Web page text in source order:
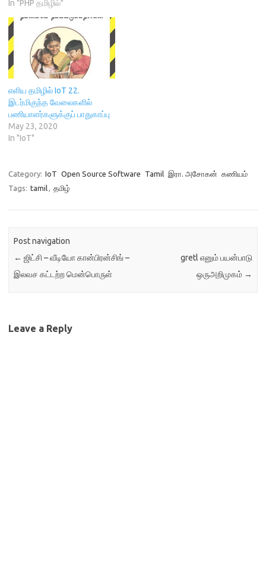
o
w
w
)
In "PHP தமிழில்"
எளிய தமிழில் IoT 22.
இடர்மிகுந்த வேலைகளில்
பணியாளர்களுக்குப் பாதுகாப்பு
May 23, 2020
In "IoT"
Category: IoT Open Source Software Tamil இரா. அசோகன் கணியம்
Tags: tamil, தமிழ்
Post navigation
← ஜிட்சி – வீடியோ கான்பிரன்சிங் –
இலவச கட்டற்ற மென்பொருள்
gretl எனும் பயன்பாடு
ஒருஅறிமுகம் →
Leave a Reply